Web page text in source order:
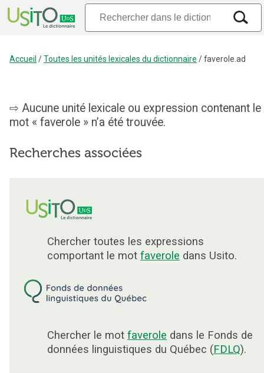
Accueil /Toutes les unités lexicales du dictionnaire /faverole.ad
Aucune unité lexicale ou expression contenant le
mot « faverole » n’a été trouvée.
Recherches associées
Chercher toutes les expressions
comportant le mot faverole dans Usito.
Chercher le mot faverole dans le Fonds de
données linguistiques du Québec (FDLQ).